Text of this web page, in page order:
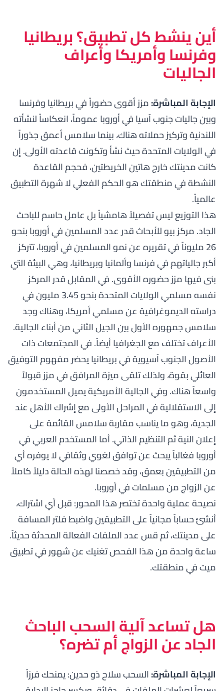
أين ينشط كل تطبيق؟ بريطانيا
وفرنسا وأمريكا وأعراف
الجاليات
الإجابة المباشرة:مزز أقوى حضوراً في بريطانيا وفرنسا
وبين جاليات جنوب آسيا في أوروبا عموماً، انعكاساً لنشأته
اللندنية وتركيز حملاته هناك، بينما سلامس أعمق جذوراً
في الولايات المتحدة حيث نشأ وتكونت قاعدته الأولى. إن
كانت مدينتك خارج هاتين الخريطتين، فحجم القاعدة
النشطة في منطقتك هو الحكم الفعلي لا شهرة التطبيق
عالمياً.
هذا التوزيع ليس تفصيلاً هامشياً بل عامل حاسم للباحث
الجاد. مركز بيو للأبحاث قدر عدد المسلمين في أوروبا بنحو
26 مليوناً في تقريره عن
نمو المسلمين في أوروبا، تتركز
أكبر جالياتهم في فرنسا وألمانيا وبريطانيا، وهي البيئة التي
بنى فيها مزز حضوره الأقوى. في المقابل قدر المركز
نفسه مسلمي الولايات المتحدة بنحو 3.45 مليون في
دراسته الديموغرافية عن مسلمي أمريكا، وهناك وجد
سلامس جمهوره الأول بين الجيل الثاني من أبناء الجالية.
الأعراف تختلف مع الجغرافيا أيضاً. في المجتمعات ذات
الأصول الجنوب آسيوية في بريطانيا يحضر مفهوم التوفيق
العائلي بقوة، ولذلك تلقى ميزة المرافق في مزز قبولاً
واسعاً هناك. وفي الجالية الأمريكية يميل المستخدمون
إلى الاستقلالية في المراحل الأولى مع إشراك الأهل عند
الجدية، وهو ما يناسب مقاربة سلامس القائمة على
إعلان النية ثم التنظيم الذاتي. أما المستخدم العربي في
أوروبا فغالباً يبحث عن توافق لغوي وثقافي لا يوفره أي
من التطبيقين بعمق، وقد خصصنا لهذه الحالة دليلاً كاملاً
عنالزواج من مسلمات في أوروبا.
نصيحة عملية واحدة تختصر هذا المحور: قبل أي اشتراك،
أنشئ حساباً مجانياً على التطبيقين واضبط فلتر المسافة
على مدينتك، ثم قس عدد الملفات الفعالة المحدثة حديثاً.
ساعة واحدة من هذا الفحص تغنيك عن شهور في تطبيق
ميت في منطقتك.
هل تساعد آلية السحب الباحث
الجاد عن الزواج أم تضره؟
الإجابة المباشرة:السحب سلاح ذو حدين: يمنحك فرزاً